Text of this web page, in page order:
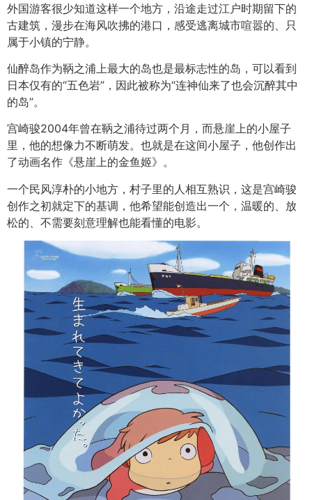
外国游客很少知道这样一个地方，沿途走过江户时期留下的
古建筑，漫步在海风吹拂的港口，感受逃离城市喧嚣的、只
属于小镇的宁静。
仙醉岛作为鞆之浦上最大的岛也是最标志性的岛，可以看到
日本仅有的“五色岩”，因此被称为“连神仙来了也会沉醉其中
的岛”。
宫崎骏2004年曾在鞆之浦待过两个月，而悬崖上的小屋子
里，他的想像力不断萌发。也就是在这间小屋子，他创作出
了动画名作 《悬崖上的金鱼姬》。
一个民风淳朴的小地方，村子里的人相互熟识，这是宫崎骏
创作之初就定下的基调，他希望能创造出一个，温暖的、放
松的、不需要刻意理解也能看懂的电影。